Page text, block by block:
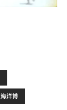
海洋博